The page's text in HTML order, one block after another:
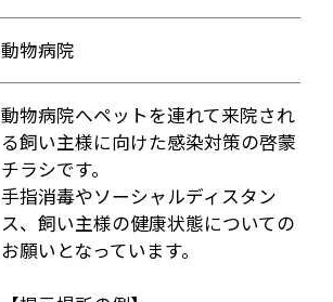
動物病院
動物病院へペットを連れて来院され
る飼い主様に向けた感染対策の啓蒙
チラシです。
手指消毒やソーシャルディスタン
ス、飼い主様の健康状態についての
お願いとなっています。